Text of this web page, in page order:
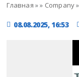
Главная »» Company»
08.08.2025, 16:53